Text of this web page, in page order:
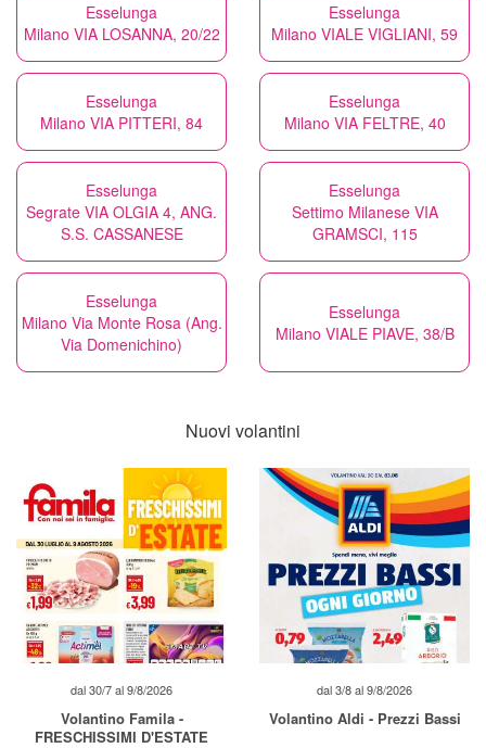
Esselunga
Milano VIA LOSANNA, 20/22
Esselunga
Milano VIALE VIGLIANI, 59
Esselunga
Milano VIA PITTERI, 84
Esselunga
Milano VIA FELTRE, 40
Esselunga
Segrate VIA OLGIA 4, ANG.
S.S. CASSANESE
Esselunga
Settimo Milanese VIA
GRAMSCI, 115
Esselunga
Milano Via Monte Rosa (Ang.
Via Domenichino)
Esselunga
Milano VIALE PIAVE, 38/B
Nuovi volantini
dal 30/7 al 9/8/2026
Volantino Famila -
FRESCHISSIMI D'ESTATE
dal 3/8 al 9/8/2026
Volantino Aldi - Prezzi Bassi